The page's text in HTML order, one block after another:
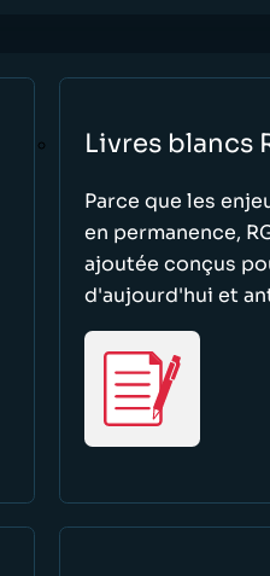
Livres blancs
Parce que les
en permanence,
ajoutée conçus
d'aujourd'hui et